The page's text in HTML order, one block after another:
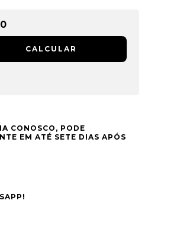
CALCULAR
CONOSCO, PODE
EM ATÉ SETE DIAS APÓS